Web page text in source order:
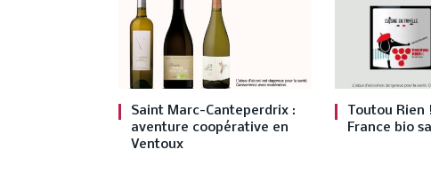
Saint Marc-Canteperdrix :
aventure coopérative en
Ventoux
Toutou Rien
France bio